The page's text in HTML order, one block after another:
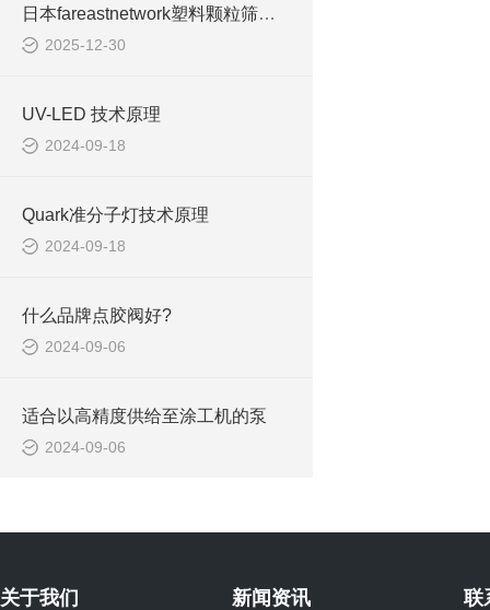
日本fareastnetwork塑料颗粒筛分机
2025-12-30
UV-LED 技术原理
2024-09-18
Quark准分子灯技术原理
2024-09-18
什么品牌点胶阀好?
2024-09-06
适合以高精度供给至涂工机的泵
2024-09-06
关于我们 新闻资讯 联